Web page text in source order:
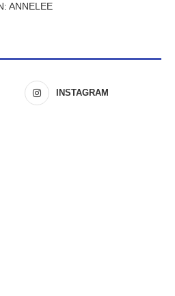
ANNELEE
INSTAGRAM